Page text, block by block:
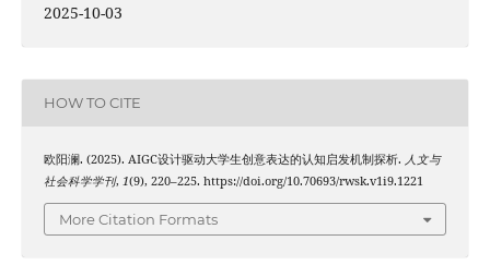
2025-10-03
HOW TO CITE
欧阳澜. (2025). AIGC设计驱动大学生创意表达的认知启发机制探析. 人文与
社会科学学刊, 1(9), 220–225. https://doi.org/10.70693/rwsk.v1i9.1221
More Citation Formats